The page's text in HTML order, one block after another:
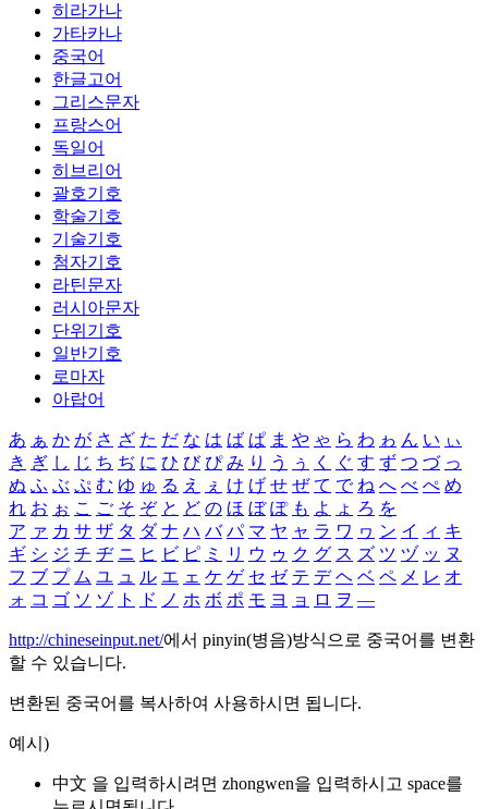
히라가나
가타카나
중국어
한글고어
그리스문자
프랑스어
독일어
히브리어
괄호기호
학술기호
기술기호
첨자기호
라틴문자
러시아문자
단위기호
일반기호
로마자
아랍어
あ ぁ か が さ ざ た だ な は ば ぱ ま や ゃ ら わ ゎ ん い ぃ
き ぎ し じ ち ぢ に ひ び ぴ み り う ぅ く ぐ す ず つ づ っ
ぬ ふ ぶ ぷ む ゆ ゅ る え ぇ け げ せ ぜ て で ね へ べ ぺ め
れ お ぉ こ ご そ ぞ と ど の ほ ぼ ぽ も よ ょ ろ を
ア ァ カ サ ザ タ ダ ナ ハ バ パ マ ヤ ャ ラ ワ ヮ ン イ ィ キ
ギ シ ジ チ ヂ ニ ヒ ビ ピ ミ リ ウ ゥ ク グ ス ズ ツ ヅ ッ ヌ
フ ブ プ ム ユ ュ ル エ ェ ケ ゲ セ ゼ テ デ ヘ ベ ペ メ レ オ
ォ コ ゴ ソ ゾ ト ド ノ ホ ボ ポ モ ヨ ョ ロ ヲ ―
http://chineseinput.net/에서 pinyin(병음)방식으로 중국어를 변환
할 수 있습니다.
변환된 중국어를 복사하여 사용하시면 됩니다.
예시)
中文 을 입력하시려면 zhongwen을 입력하시고 space를